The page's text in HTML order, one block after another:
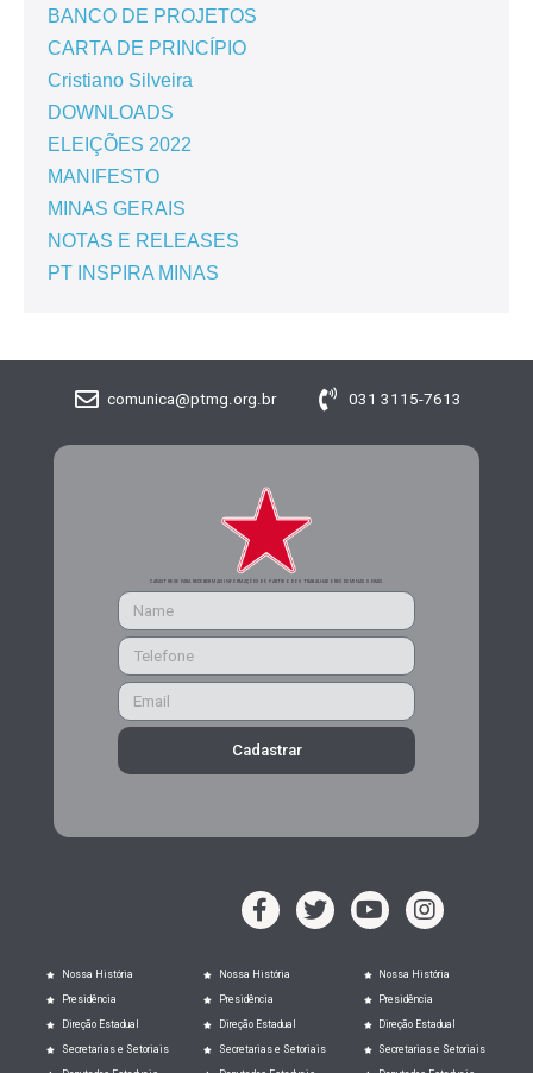
BANCO DE PROJETOS
CARTA DE PRINCÍPIO
Cristiano Silveira
DOWNLOADS
ELEIÇÕES 2022
MANIFESTO
MINAS GERAIS
NOTAS E RELEASES
PT INSPIRA MINAS
comunica@ptmg.org.br 031 3115-7613
CADASTRE-SE PARA RECEBER MAIS INFORMAÇÕES DO PARTIDO DOS TRABALHADORES DE MINAS GERAIS
Cadastrar
Nossa História
Presidência
Direção Estadual
Secretarias e Setoriais
Nossa História
Presidência
Direção Estadual
Secretarias e Setoriais
Nossa História
Presidência
Direção Estadual
Secretarias e Setoriais